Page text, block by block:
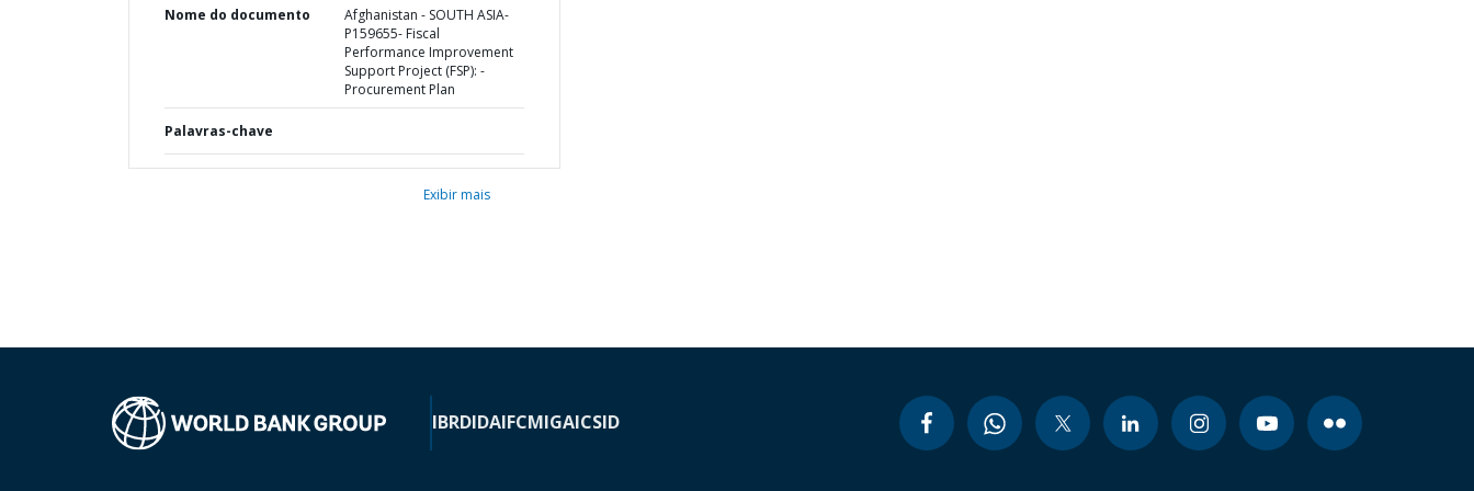
Nome do documento
Afghanistan - SOUTH ASIA-
P159655- Fiscal
Performance Improvement
Support Project (FSP): -
Procurement Plan
Palavras-chave
Exibir mais
IBRDIDAIFCMIGAICSID